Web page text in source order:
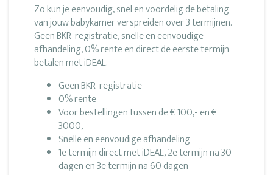
Zo kun je eenvoudig, snel en voordelig de betaling
van jouw babykamer verspreiden over 3 termijnen.
Geen BKR-registratie, snelle en eenvoudige
afhandeling, 0% rente en direct de eerste termijn
betalen met iDEAL.
Geen BKR-registratie
0% rente
Voor bestellingen tussen de € 100,- en €
3000,-
Snelle en eenvoudige afhandeling
1e termijn direct met iDEAL, 2e termijn na 30
dagen en 3e termijn na 60 dagen